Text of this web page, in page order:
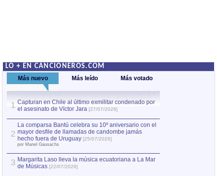
LO + EN CANCIONEROS.COM
Más nuevo Más leído Más votado
1 Capturan en Chile al último exmilitar condenado por
el asesinato de Víctor Jara [27/07/2026]
2
La comparsa Bantú celebra su 10º aniversario con el
mayor desfile de llamadas de candombe jamás
hecho fuera de Uruguay [25/07/2026]
por Manel Gausachs
3 Margarita Laso lleva la música ecuatoriana a La Mar
de Músicas [22/07/2026]